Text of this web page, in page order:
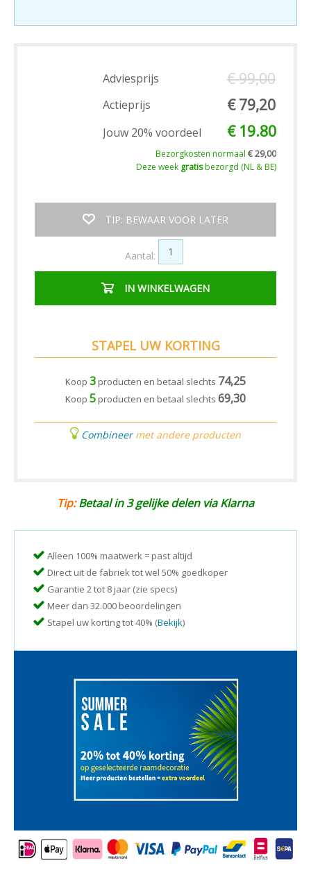
Adviesprijs € 99,00
Actieprijs € 79,20
Jouw 20% voordeel € 19.80
Bezorgkosten normaal € 29,00
Deze week gratisbezorgd (NL & BE)
TIP: BEWAAR VOOR LATER
Aantal:
IN WINKELWAGEN
STAPEL UW KORTING
Koop 3 producten en betaal slechts 74,25
Koop 5 producten en betaal slechts 69,30
Combineermet andere producten
Tip:Betaal in 3 gelijke delen via Klarna
Alleen 100% maatwerk = past altijd
Direct uit de fabriek tot wel 50% goedkoper
Garantie 2 tot 8 jaar (zie specs)
Meer dan 32.000 beoordelingen
Stapel uw korting tot 40% (Bekijk)